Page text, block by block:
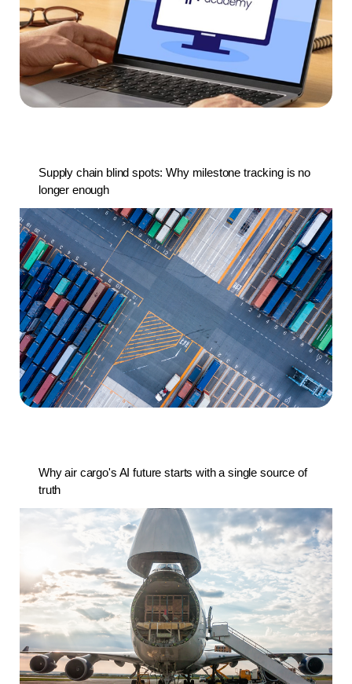
Supply chain blind spots: Why milestone tracking is no
longer enough
Why air cargo's AI future starts with a single source of
truth